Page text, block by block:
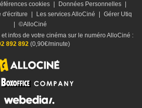
cookies Données Personnelles
d'écriture Les services AlloCiné
Gérer Utiq
©AlloCiné
infos de votre cinéma sur le numéro AlloCiné :
892 892(0,90€/minute)